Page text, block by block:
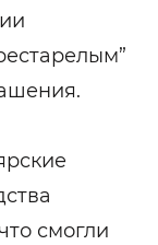
смогли